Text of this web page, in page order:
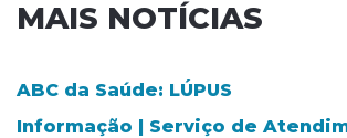
MAIS NOTÍCIAS
ABC da Saúde: LÚPUS
Informação | Serviço de